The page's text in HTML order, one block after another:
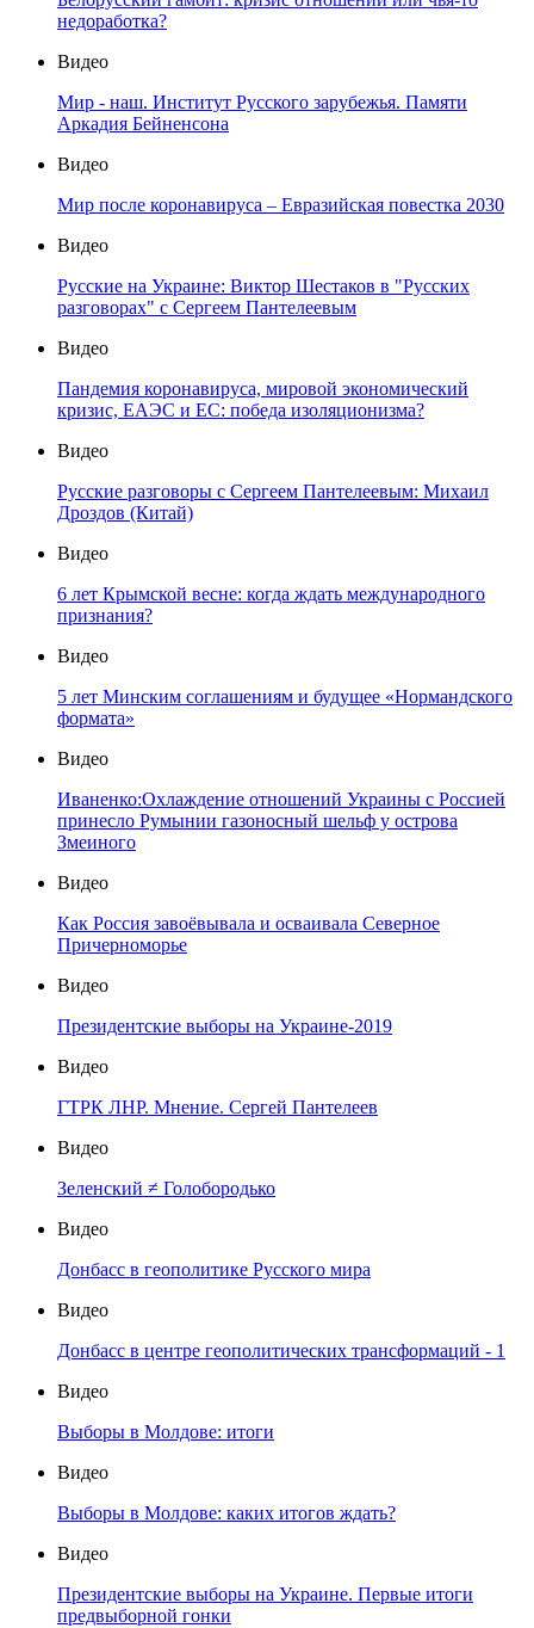
недоработка?
Видео
Мир - наш. Институт Русского зарубежья. Памяти
Аркадия Бейненсона
Видео
Мир после коронавируса – Евразийская повестка 2030
Видео
Русские на Украине: Виктор Шестаков в "Русских
разговорах" с Сергеем Пантелеевым
Видео
Пандемия коронавируса, мировой экономический
кризис, ЕАЭС и ЕС: победа изоляционизма?
Видео
Русские разговоры с Сергеем Пантелеевым: Михаил
Дроздов (Китай)
Видео
6 лет Крымской весне: когда ждать международного
признания?
Видео
5 лет Минским соглашениям и будущее «Нормандского
формата»
Видео
Иваненко:Охлаждение отношений Украины с Россией
принесло Румынии газоносный шельф у острова
Змеиного
Видео
Как Россия завоёвывала и осваивала Северное
Причерноморье
Видео
Президентские выборы на Украине-2019
Видео
ГТРК ЛНР. Мнение. Сергей Пантелеев
Видео
Зеленский ≠ Голобородько
Видео
Донбасс в геополитике Русского мира
Видео
Донбасс в центре геополитических трансформаций - 1
Видео
Выборы в Молдове: итоги
Видео
Выборы в Молдове: каких итогов ждать?
Видео
Президентские выборы на Украине. Первые итоги
предвыборной гонки